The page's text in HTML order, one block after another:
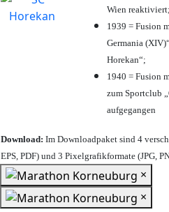
Wien reaktiviert;
1939 = Fusion
Germania
Horekan“;
1940 = Fusion
zum Sportclub
aufgegangen
Download: Im Downloadpaket sind 4
EPS, PDF) und 3 Pixelgrafikformate (JPG,
×
×